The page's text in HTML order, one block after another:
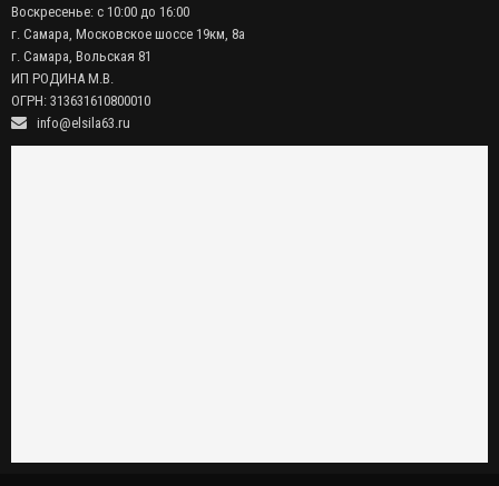
Воскресенье: с 10:00 до 16:00
г. Самара, Московское шоссе 19км, 8а
г. Самара, Вольская 81
ИП РОДИНА М.В.
ОГРН: 313631610800010
info@elsila63.ru